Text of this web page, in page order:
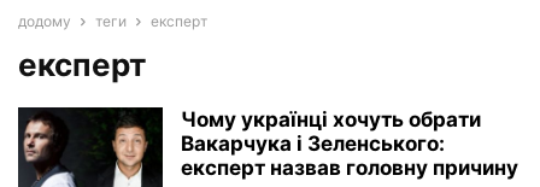
додому теги експерт
експерт
Чому українці хочуть обрати
Вакарчука і Зеленського:
експерт назвав головну причину